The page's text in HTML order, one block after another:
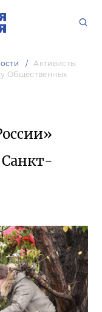
Активисты
Общественных